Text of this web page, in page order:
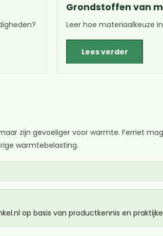
Grondstoffen van
Leer hoe materiaalkeuze
Lees verder
zijn gevoeliger voor warmte. Ferriet
warmtebelasting.
op basis van productkennis en